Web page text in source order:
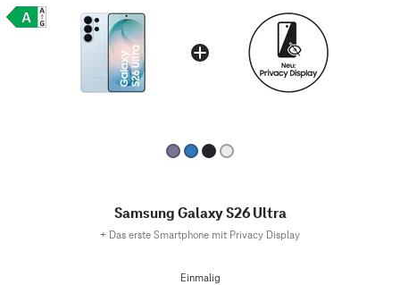
Samsung Galaxy S26 Ultra
+ Das erste Smartphone mit Privacy Display
Einmalig